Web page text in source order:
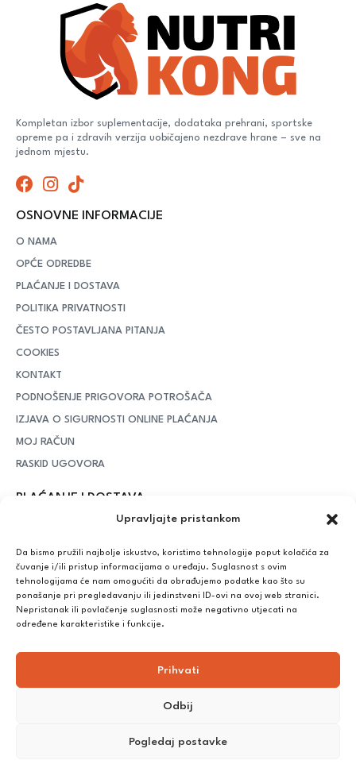
Upravljajte pristankom
Da bismo pružili najbolje iskustvo, koristimo tehnologije poput kolačića za
čuvanje i/ili pristup informacijama o uređaju. Suglasnost s ovim
tehnologijama će nam omogućiti da obrađujemo podatke kao što su
ponašanje pri pregledavanju ili jedinstveni ID-ovi na ovoj web stranici.
Nepristanak ili povlačenje suglasnosti može negativno utjecati na
određene karakteristike i funkcije.
Prihvati
Odbij
Pogledaj postavke
Kompletan izbor suplementacije, dodataka prehrani, sportske
opreme pa i zdravih verzija uobičajeno nezdrave hrane – sve na
jednom mjestu.
OSNOVNE INFORMACIJE
O NAMA
OPĆE ODREDBE
PLAĆANJE I DOSTAVA
POLITIKA PRIVATNOSTI
ČESTO POSTAVLJANA PITANJA
COOKIES
KONTAKT
PODNOŠENJE PRIGOVORA POTROŠAČA
IZJAVA O SIGURNOSTI ONLINE PLAĆANJA
MOJ RAČUN
RASKID UGOVORA
PLAĆANJE I DOSTAVA
– iznad potrošenih 55 eura dostava je
Plaćanje:
Bankovna transakcija, plaćanje prilikom preuzimanja, CorvusPay